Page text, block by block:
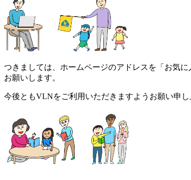
つきましては、ホームページのアドレスを「お気
お願いします。
今後ともVLNをご利用いただきますようお願い申し